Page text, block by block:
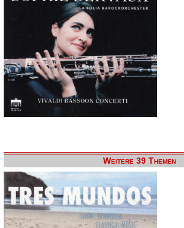
Weitere 39 Themen